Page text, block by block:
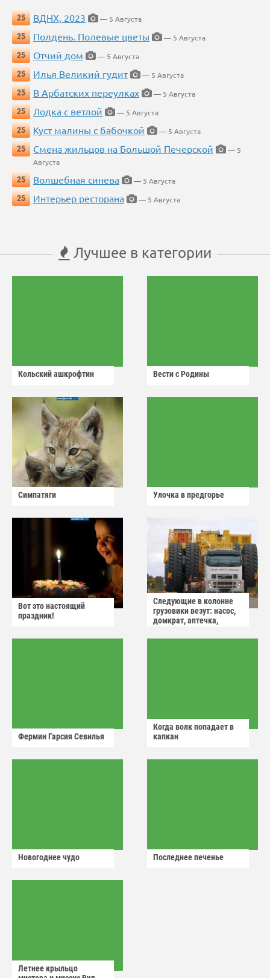
25 ВДНХ, 2023
— 5 Августа
25
Полдень. Полевые цветы
— 5 Августа
25
Отчий дом
— 5 Августа
25
Илья Великий гудит
— 5 Августа
25
В Арбатских переулках
— 5 Августа
25
Лодка с ветлой
— 5 Августа
25
Куст малины с бабочкой
— 5 Августа
25
Смена жильцов на Большой Печерской
— 5
Августа
25
Волшебная синева
— 5 Августа
25
Интерьер ресторана — 5 Августа
Лучшее в категории
Кольский ашкрофтин Вести с Родины
Симпатяги Улочка в предгорье
Вот это настоящий
праздник!
Следующие в колонне
грузовики везут: насос,
домкрат, аптечка,
Фермин Гарсия Севилья
Когда волк попадает в
капкан
Новогоднее чудо Последнее печенье
Летнее крыльцо